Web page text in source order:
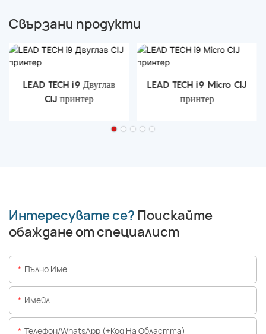
Свързани продукти
LEAD TECH i9 Двуглав
CIJ принтер
LEAD TECH i9 Micro CIJ
принтер
Интересувате се? Поискайте
обаждане от специалист
Пълно Име
Имейл
Телефон/WhatsApp (+Код На Областта)